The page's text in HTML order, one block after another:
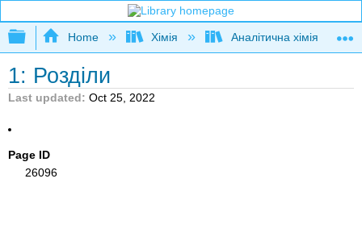
Expand/collapse global hierarchy
Home Хімія Аналітична хімія
1: Розділи
Last updated Oct 25, 2022
Page ID
26096